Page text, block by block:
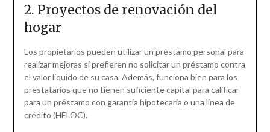
2. Proyectos de renovación del
hogar
Los propietarios pueden utilizar un préstamo personal para
realizar mejoras si prefieren no solicitar un préstamo contra
el valor líquido de su casa. Además, funciona bien para los
prestatarios que no tienen suficiente capital para calificar
para un préstamo con garantía hipotecaria o una línea de
crédito (HELOC).